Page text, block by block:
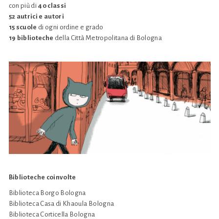
con più di 40 classi
52 autrici e autori
15 scuole di ogni ordine e grado
19 biblioteche della Città Metropolitana di Bologna
Biblioteche coinvolte
Biblioteca Borgo Bologna
Biblioteca Casa di Khaoula Bologna
Biblioteca Corticella Bologna